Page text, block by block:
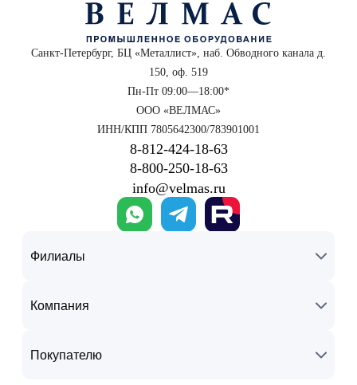
Санкт-Петербург, БЦ «Металлист», наб. Обводного канала д.
150, оф. 519
Пн-Пт 09:00—18:00*
ООО «ВЕЛМАС»
ИНН/КПП 7805642300/783901001
8‑812‑424‑18‑63
8‑800‑250‑18‑63
info@velmas.ru
Филиалы
Компания
Покупателю